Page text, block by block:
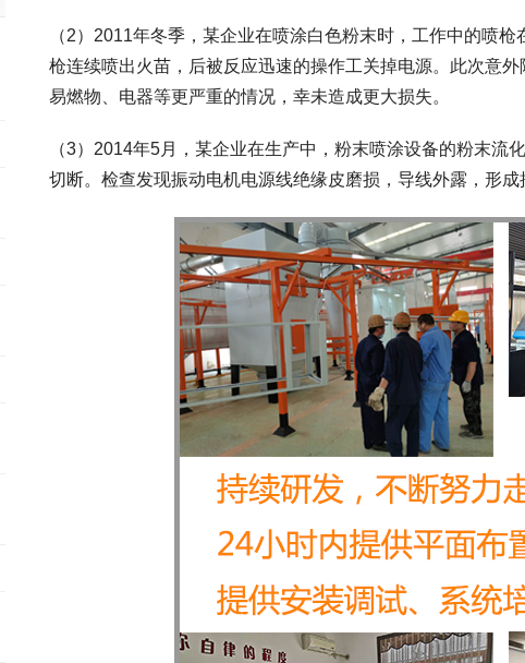
（2）2011年冬季，某企业在喷涂白色粉末时，工作中的喷
枪连续喷出火苗，后被反应迅速的操作工关掉电源。此次意
易燃物、电器等更严重的情况，幸未造成更大损失。
（3）2014年5月，某企业在生产中，粉末喷涂设备的粉末
切断。检查发现振动电机电源线绝缘皮磨损，导线外露，形成